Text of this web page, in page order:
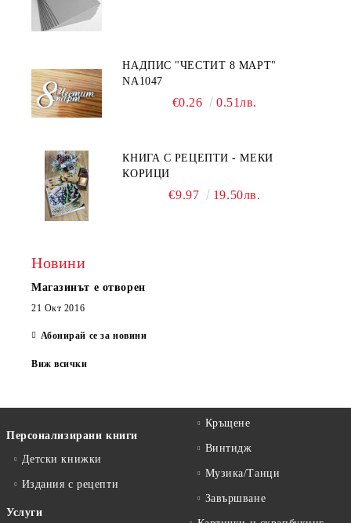
НАДПИС "ЧЕСТИТ 8 МАРТ"
NA1047
€0.26 0.51лв.
КНИГА С РЕЦЕПТИ - МЕКИ
КОРИЦИ
€9.97 19.50лв.
Новини
Магазинът е отворен
21 Окт 2016
Абонирай се за новини
Виж всички
Персонализирани книги
Детски книжки
Издания с рецепти
Услуги
Кръщене
Винтидж
Музика/Танци
Завършване